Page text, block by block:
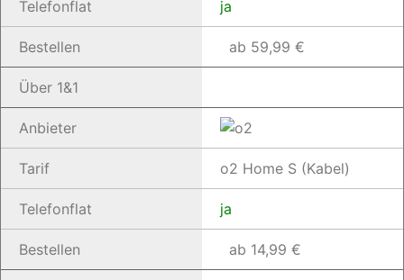
Telefonflat ja
Bestellen ab 59,99 €
Über 1&1
Anbieter
Tarif o2 Home S (Kabel)
Telefonflat ja
Bestellen ab 14,99 €